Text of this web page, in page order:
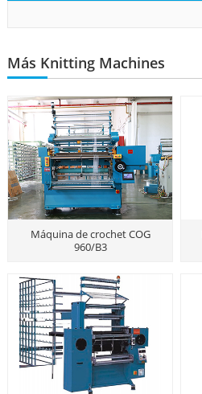
Más Knitting Machines
Máquina de crochet COG
960/B3